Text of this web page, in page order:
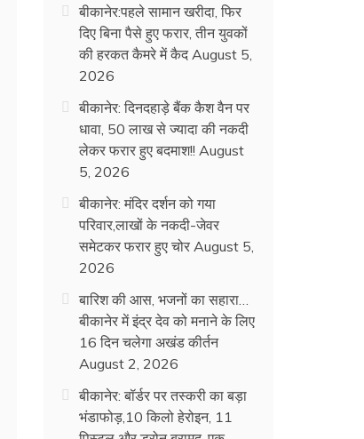
बीकानेर:पहले सामान खरीदा, फिर
दिए बिना पैसे हुए फरार, तीन युवकों
की हरकत कैमरे में कैद August 5,
2026
बीकानेर: दिनदहाड़े बैंक कैश वैन पर
धावा, 50 लाख से ज्यादा की नकदी
लेकर फरार हुए बदमाश!! August
5, 2026
बीकानेर: मंदिर दर्शन को गया
परिवार,लाखों के नकदी-जेवर
समेटकर फरार हुए चोर August 5,
2026
बारिश की आस, भजनों का सहारा…
बीकानेर में इंद्र देव को मनाने के लिए
16 दिन चलेगा अखंड कीर्तन
August 2, 2026
बीकानेर: बॉर्डर पर तस्करी का बड़ा
भंडाफोड़,10 किलो हेरोइन, 11